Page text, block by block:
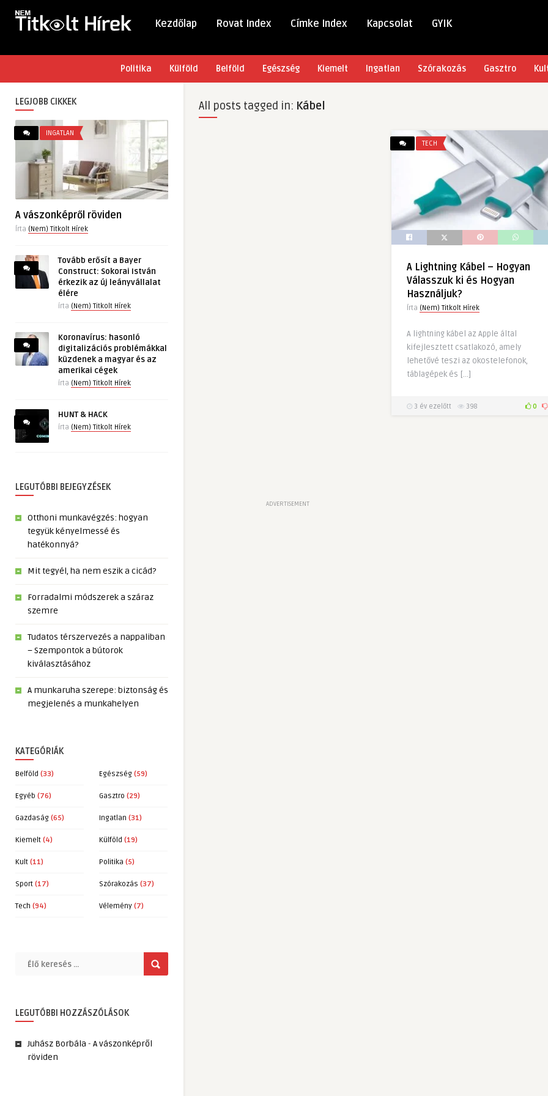
Kezdőlap Rovat Index Címke Index Kapcsolat GYIK
Politika Külföld Belföld Egészség Kiemelt Ingatlan Szórakozás Gasztro
LEGJOBB CIKKEK
INGATLAN
A vászonképről röviden
Írta (Nem) Titkolt Hírek
Tovább erősít a Bayer
Construct: Sokorai István
érkezik az új leányvállalat
élére
írta (Nem) Titkolt Hírek
Koronavírus: hasonló
digitalizációs problémákkal
küzdenek a magyar és az
amerikai cégek
írta (Nem) Titkolt Hírek
HUNT & HACK
írta (Nem) Titkolt Hírek
LEGUTÓBBI BEJEGYZÉSEK
Otthoni munkavégzés: hogyan
tegyük kényelmessé és
hatékonnyá?
Mit tegyél, ha nem eszik a cicád?
Forradalmi módszerek a száraz
szemre
Tudatos térszervezés a nappaliban
– Szempontok a bútorok
kiválasztásához
A munkaruha szerepe: biztonság és
megjelenés a munkahelyen
KATEGÓRIÁK
Belföld (33) Egészség (59)
Egyéb (76) Gasztro (29)
Gazdaság (65) Ingatlan (31)
Kiemelt (4) Külföld (19)
Kult (11) Politika (5)
Sport (17) Szórakozás (37)
Tech (94) Vélemény (7)
LEGUTÓBBI HOZZÁSZÓLÁSOK
Juhász Borbála - A vászonképről
röviden
All posts tagged in: Kábel
ADVERTISEMENT
TECH
A Lightning Kábel – Hogyan
Válasszuk ki és Hogyan
Használjuk?
Írta (Nem) Titkolt Hírek
A lightning kábel az Apple által
kifejlesztett csatlakozó, amely
lehetővé teszi az okostelefonok,
táblagépek és […]
3 év ezelőtt 398 0